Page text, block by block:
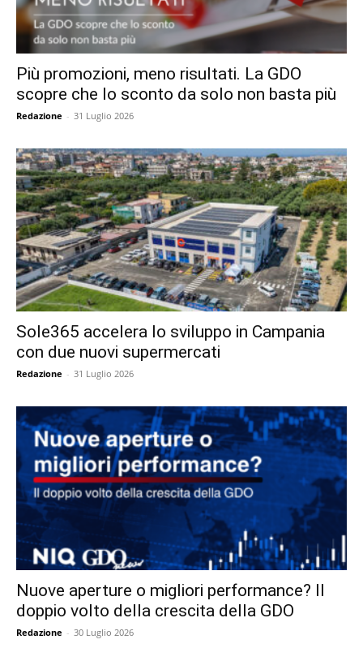
Più promozioni, meno risultati. La GDO
scopre che lo sconto da solo non basta più
Redazione - 31 Luglio 2026
Sole365 accelera lo sviluppo in Campania
con due nuovi supermercati
Redazione - 31 Luglio 2026
Nuove aperture o migliori performance? Il
doppio volto della crescita della GDO
Redazione - 30 Luglio 2026